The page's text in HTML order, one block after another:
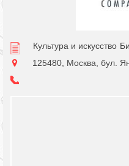
Культура и искусство
125480, Москва, бул.